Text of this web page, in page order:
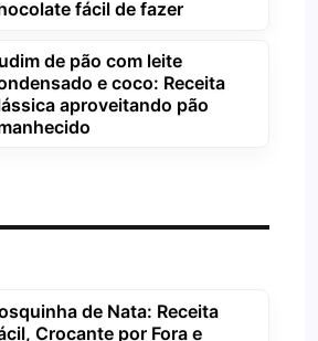
fácil de fazer
de pão com leite
e coco: Receita
aproveitando pão
de Nata: Receita
Crocante por Fora e